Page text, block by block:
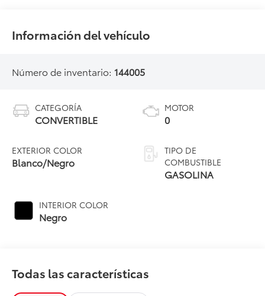
Información del vehículo
Número de inventario: 144005
CATEGORÍA
CONVERTIBLE
EXTERIOR COLOR
Blanco/Negro
INTERIOR COLOR
Negro
MOTOR
0
TIPO DE
COMBUSTIBLE
GASOLINA
Todas las características